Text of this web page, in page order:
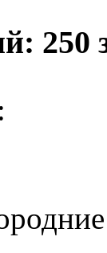
250